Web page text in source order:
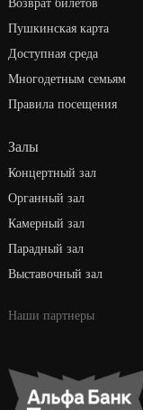
Возврат билетов
Пушкинская карта
Доступная среда
Многодетным семьям
Правила посещения
Залы
Концертный зал
Органный зал
Камерный зал
Парадный зал
Выставочный зал
Наши партнеры